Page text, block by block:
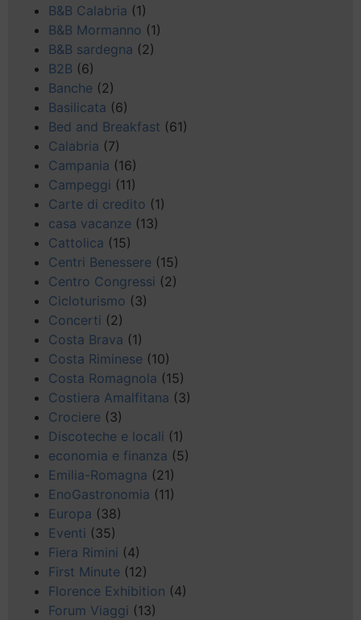
B&B Calabria (1)
B&B Mormanno (1)
B&B sardegna (2)
B2B (6)
Banche (2)
Basilicata (6)
Bed and Breakfast (61)
Calabria (7)
Campania (16)
Campeggi (11)
Carte di credito (1)
casa vacanze (13)
Cattolica (15)
Centri Benessere (15)
Centro Congressi (2)
Cicloturismo (3)
Concerti (2)
Costa Brava (1)
Costa Riminese (10)
Costa Romagnola (15)
Costiera Amalfitana (3)
Crociere (3)
Discoteche e locali (1)
economia e finanza (5)
Emilia-Romagna (21)
EnoGastronomia (11)
Europa (38)
Eventi (35)
Fiera Rimini (4)
First Minute (12)
Florence Exhibition (4)
Forum Viaggi (13)